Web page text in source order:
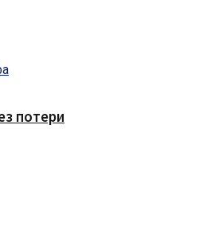
потери